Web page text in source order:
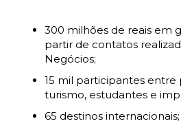
300 milhões de reais em
partir de contatos
Negócios;
15 mil participantes entre
turismo, estudantes e
65 destinos internacionais;